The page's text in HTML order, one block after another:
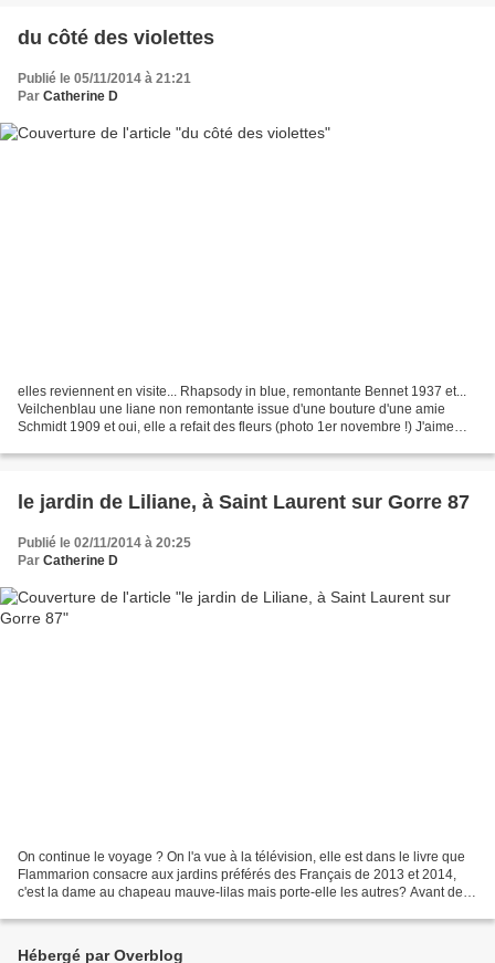
du côté des violettes
Publié le 05/11/2014 à 21:21
Par Catherine D
elles reviennent en visite... Rhapsody in blue, remontante Bennet 1937 et...
Veilchenblau une liane non remontante issue d'une bouture d'une amie
Schmidt 1909 et oui, elle a refait des fleurs (photo 1er novembre !) J'aime
le jardin de Liliane, à Saint Laurent sur Gorre 87
Publié le 02/11/2014 à 20:25
Par Catherine D
On continue le voyage ? On l'a vue à la télévision, elle est dans le livre que
Flammarion consacre aux jardins préférés des Français de 2013 et 2014,
c'est la dame au chapeau mauve-lilas mais porte-elle les autres? Avant de
Hébergé par Overblog